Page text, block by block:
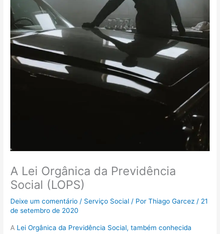
A Lei Orgânica da Previdência
Social (LOPS)
Deixe um comentário / Serviço Social / PorThiago Garcez/ 21
de setembro de 2020
A Lei Orgânica da Previdência Social, também conhecida